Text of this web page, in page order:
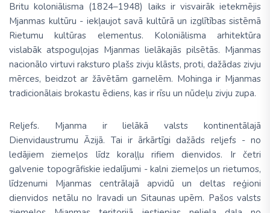
Britu koloniālisma (1824–1948) laiks ir visvairāk ietekmējis
Mjanmas kultūru - iekļaujot savā kultūrā un izglītības sistēmā
Rietumu kultūras elementus. Koloniālisma arhitektūra
vislabāk atspoguļojas Mjanmas lielākajās pilsētās. Mjanmas
nacionālo virtuvi raksturo plašs zivju klāsts, proti, dažādas zivju
mērces, beidzot ar žāvētām garnelēm. Mohinga ir Mjanmas
tradicionālais brokastu ēdiens, kas ir rīsu un nūdeļu zivju zupa.
Reljefs. Mjanma ir lielākā valsts kontinentālajā
Dienvidaustrumu Āzijā. Tai ir ārkārtīgi dažāds reljefs - no
ledājiem ziemeļos līdz koraļļu rifiem dienvidos. Ir četri
galvenie topogrāfiskie iedalījumi - kalni ziemeļos un rietumos,
līdzenumi Mjanmas centrālajā apvidū un deltas reģioni
dienvidos netālu no Iravadi un Sitaunas upēm. Pašos valsts